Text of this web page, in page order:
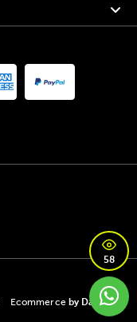
Ecommerce by Daisuke
58